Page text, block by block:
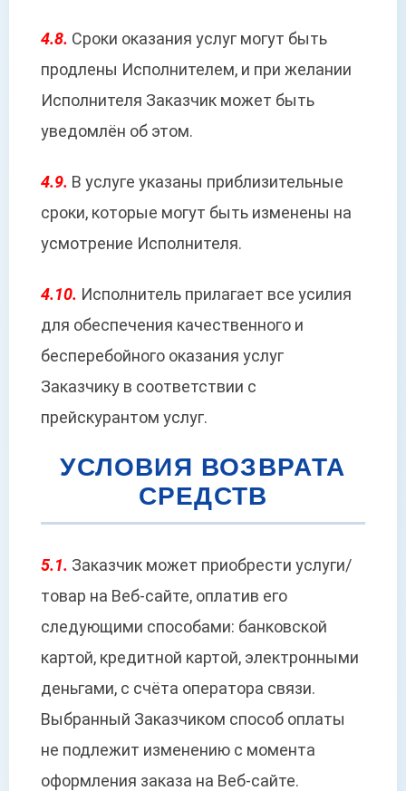
4.8. Сроки оказания услуг могут быть
продлены Исполнителем, и при желании
Исполнителя Заказчик может быть
уведомлён об этом.
4.9. В услуге указаны приблизительные
сроки, которые могут быть изменены на
усмотрение Исполнителя.
4.10. Исполнитель прилагает все усилия
для обеспечения качественного и
бесперебойного оказания услуг
Заказчику в соответствии с
прейскурантом услуг.
УСЛОВИЯ ВОЗВРАТА
СРЕДСТВ
5.1. Заказчик может приобрести услуги/
товар на Веб-сайте, оплатив его
следующими способами: банковской
картой, кредитной картой, электронными
деньгами, с счёта оператора связи.
Выбранный Заказчиком способ оплаты
не подлежит изменению с момента
оформления заказа на Веб-сайте.